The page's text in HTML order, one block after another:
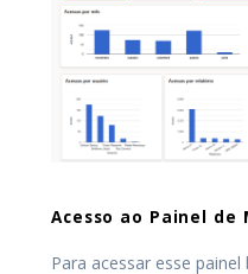
Acesso ao Painel de
Para acessar esse